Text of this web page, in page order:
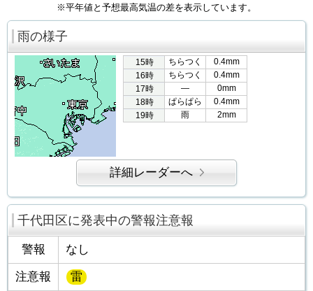
※平年値と予想最高気温の差を表示しています。
雨の様子
15時 ちらつく
0.4mm
16時
ちらつく
0.4mm
17時
―
0mm
18時
ぱらぱら
0.4mm
19時
雨 2mm
詳細レーダーへ
千代田区に発表中の警報注意報
警報 なし
注意報 雷